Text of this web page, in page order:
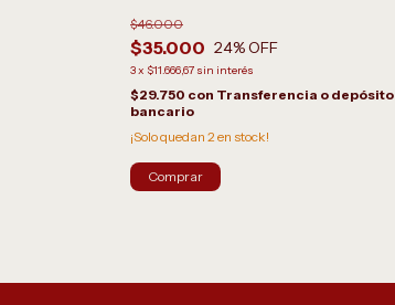
$35.000
$46.000
24% OFF
3x $11.666,67 sin interés
$29.750 con Transferencia o depósito
bancario
¡Solo quedan 2en stock!
Comprar